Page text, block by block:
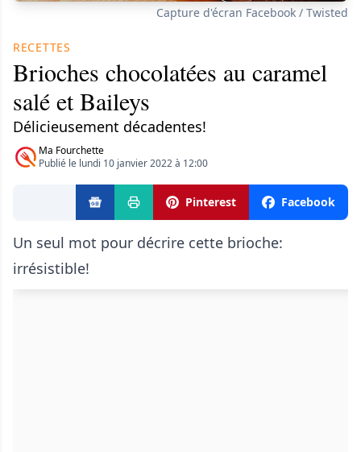
Capture d'écran Facebook / Twisted
RECETTES
Brioches chocolatées au caramel
salé et Baileys
Délicieusement décadentes!
Ma Fourchette
Publié le lundi 10 janvier 2022 à 12:00
Pinterest Facebook
Un seul mot pour décrire cette brioche:
irrésistible!